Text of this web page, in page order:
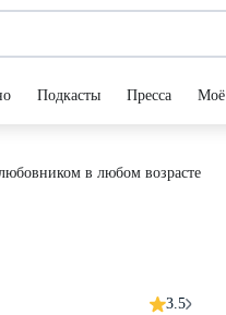
Подкасты Пресса Моё
в любом возрасте
3.5